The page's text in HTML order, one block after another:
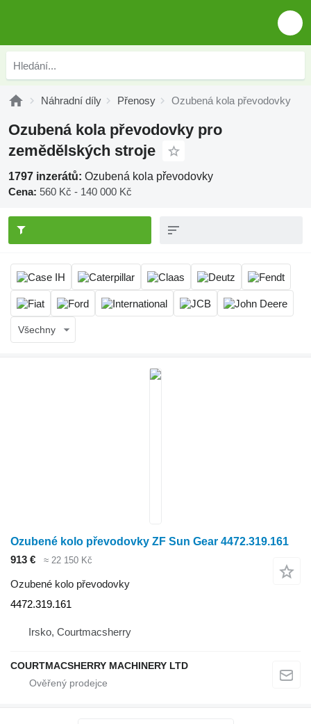
Náhradní díly Přenosy Ozubená kola převodovky
Ozubená kola převodovky pro
zemědělských stroje
1797 inzerátů: Ozubená kola převodovky
Cena: 560 Kč - 140 000 Kč
Všechny
Ozubené kolo převodovky ZF Sun Gear 4472.319.161
913 €
≈ 22 150 Kč
Ozubené kolo převodovky
4472.319.161
Irsko, Courtmacsherry
COURTMACSHERRY MACHINERY LTD